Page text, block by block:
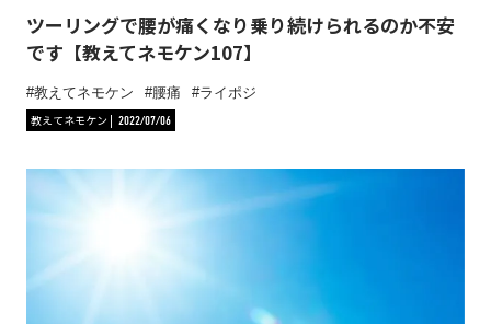
ツーリングで腰が痛くなり乗り続けられるのか不安
です【教えてネモケン107】
教えてネモケン 腰痛
ライポジ
教えてネモケン
2022/07/06